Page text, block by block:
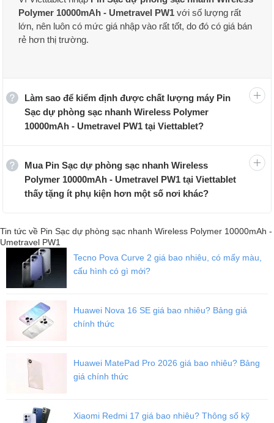
nghệ sạc nhanh hỗ trợ nạp đầy pin nhanh chóng, có chứng chỉ an
toàn chống cháy nổ, lõi pin cao cấp giúp bạn yên tâm sử dụng lâu
dài.
Polymer 10000mAh - Umetravel PW1 với số lượng rất
lớn, nên luôn có mức giá nhập vào rất tốt, do đó có giá bán
rẻ hơn thị trường.
Làm sao để kiểm định được chất lượng máy Pin
Sạc dự phòng sạc nhanh Wireless Polymer
10000mAh - Umetravel PW1 tại Viettablet?
Mua Pin Sạc dự phòng sạc nhanh Wireless
Polymer 10000mAh - Umetravel PW1 tại Viettablet
thấy tặng ít phụ kiện hơn một số nơi khác?
Tin tức về Pin Sạc dự phòng sạc nhanh Wireless Polymer 10000mAh -
Umetravel PW1
Tecno Pova Curve 2 giá bao nhiêu, có mấy màu,
cấu hình có gì mới?
Huawei Nova 16 SE giá bao nhiêu? Bảng giá
chính thức
Huawei MatePad Pro 2026 giá bao nhiêu? Bảng
giá chính thức
Xiaomi Redmi 17 giá bao nhiêu? Thông số kỹ